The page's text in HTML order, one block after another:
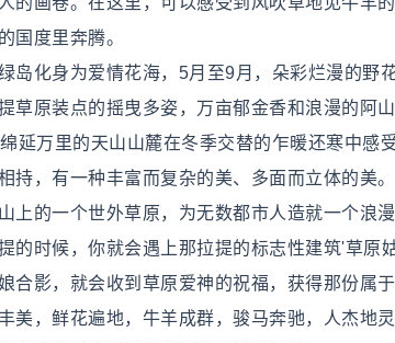
国度里奔腾。
岛化身为爱情花海，5月至9月，朵彩烂漫的野
草原装点的摇曳多姿，万亩郁金香和浪漫的阿
延万里的天山山麓在冬季交替的乍暖还寒中感
持，有一种丰富而复杂的美、多面而立体的美。
上的一个世外草原，为无数都市人造就一个浪
的时候，你就会遇上那拉提的标志性建筑'草原
合影，就会收到草原爱神的祝福，获得那份属于
美，鲜花遍地，牛羊成群，骏马奔驰，人杰地